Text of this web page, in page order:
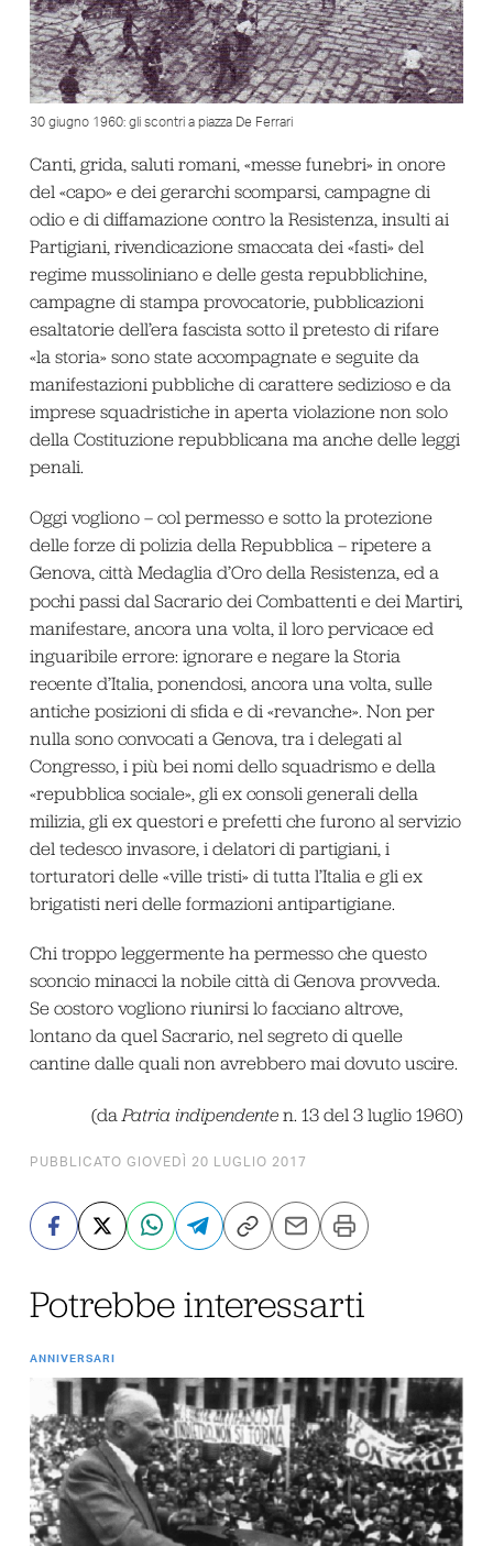
30 giugno 1960: gli scontri a piazza De Ferrari
Canti, grida, saluti romani, «messe funebri» in onore
del «capo» e dei gerarchi scomparsi, campagne di
odio e di diffamazione contro la Resistenza, insulti ai
Partigiani, rivendicazione smaccata dei «fasti» del
regime mussoliniano e delle gesta repubblichine,
campagne di stampa provocatorie, pubblicazioni
esaltatorie dell’era fascista sotto il pretesto di rifare
«la storia» sono state accompagnate e seguite da
manifestazioni pubbliche di carattere sedizioso e da
imprese squadristiche in aperta violazione non solo
della Costituzione repubblicana ma anche delle leggi
penali.
Oggi vogliono – col permesso e sotto la protezione
delle forze di polizia della Repubblica – ripetere a
Genova, città Medaglia d’Oro della Resistenza, ed a
pochi passi dal Sacrario dei Combattenti e dei Martiri
manifestare, ancora una volta, il loro pervicace ed
inguaribile errore: ignorare e negare la Storia
recente d’Italia, ponendosi, ancora una volta, sulle
antiche posizioni di sfida e di «revanche». Non per
nulla sono convocati a Genova, tra i delegati al
Congresso, i più bei nomi dello squadrismo e della
«repubblica sociale», gli ex consoli generali della
milizia, gli ex questori e prefetti che furono al servizio
del tedesco invasore, i delatori di partigiani, i
torturatori delle «ville tristi» di tutta l’Italia e gli ex
brigatisti neri delle formazioni antipartigiane.
Chi troppo leggermente ha permesso che questo
sconcio minacci la nobile città di Genova provveda.
Se costoro vogliono riunirsi lo facciano altrove,
lontano da quel Sacrario, nel segreto di quelle
cantine dalle quali non avrebbero mai dovuto uscire.
(da Patria indipendenten. 13 del 3 luglio 1960)
PUBBLICATO GIOVEDÌ 20 LUGLIO 2017
Potrebbe interessarti
ANNIVERSARI